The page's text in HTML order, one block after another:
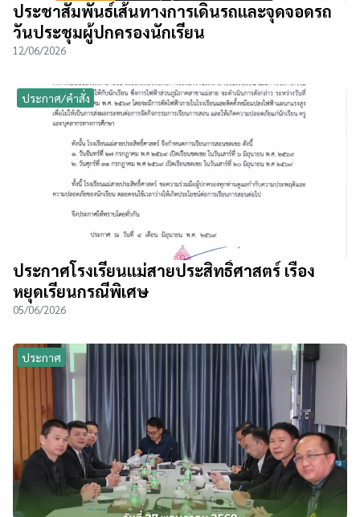
ประชาสัมพันธ์เส้นทางการเดินรถและจุดจอดรถ
วันประชุมผู้ปกครองนักเรียน
12/06/2026
ประกาศ/คำสั่ง
ประกาศโรงเรียนแม่สายประสิทธิ์ศาสตร์ เรื่อง
หยุดเรียนกรณีพิเศษ
05/06/2026
ประกาศ